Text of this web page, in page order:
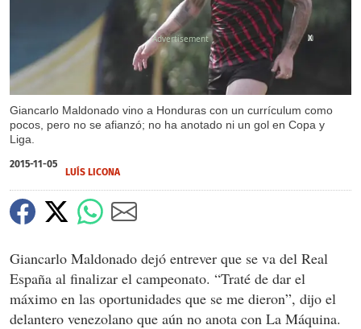
Giancarlo Maldonado vino a Honduras con un currículum como
pocos, pero no se afianzó; no ha anotado ni un gol en Copa y
Liga.
X
2015-11-05
LUÍS LICONA
Giancarlo Maldonado dejó entrever que se va del Real
España al finalizar el campeonato. “Traté de dar el
máximo en las oportunidades que se me dieron”, dijo el
delantero venezolano que aún no anota con La Máquina.